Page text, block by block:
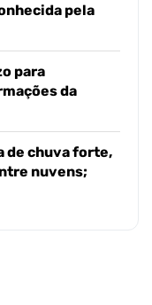
pela
para
da
de chuva forte,
nuvens;